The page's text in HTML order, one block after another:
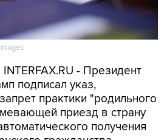
- Президент
подписал указ,
практики "родильного
приезд в страну
получения